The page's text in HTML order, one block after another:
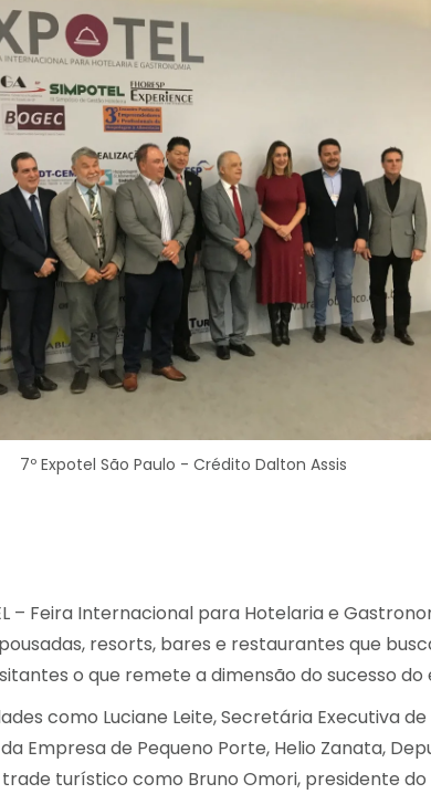
7º Expotel São Paulo - Crédito Dalton Assis
– Feira Internacional para Hotelaria e
resorts, bares e restaurantes que
o que remete a dimensão do sucesso do
como Luciane Leite, Secretária Executiva de
Empresa de Pequeno Porte, Helio Zanata,
turístico como Bruno Omori, presidente